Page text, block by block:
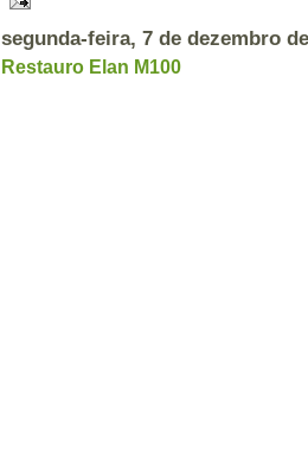
segunda-feira, 7 de dezembro
Restauro Elan M100